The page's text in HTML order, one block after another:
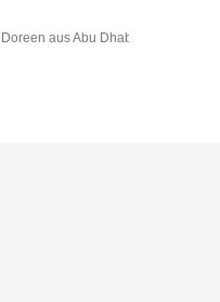
Doreen aus Abu Dhabi